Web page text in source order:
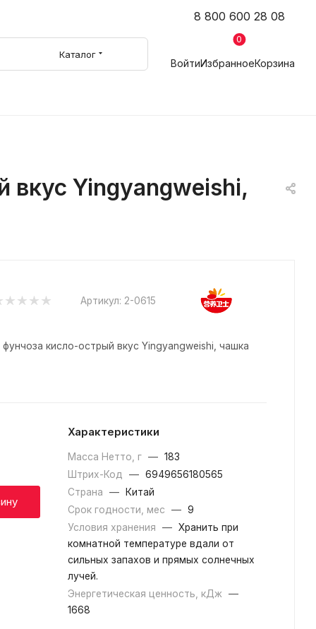
8 800 600 28 08
Каталог
ВойтиИзбранное
0
Корзина
вкус Yingyangweishi,
Артикул: 2-0615
кисло-острый вкус Yingyangweishi, чашка
Характеристики
Масса Нетто, г — 183
Штрих-Код
— 6949656180565
Страна
—
Китай
Срок годности, мес
— 9
Условия хранения
— Хранить при
комнатной температуре вдали от
сильных запахов и прямых солнечных
лучей.
Энергетическая ценность, кДж
—
1668